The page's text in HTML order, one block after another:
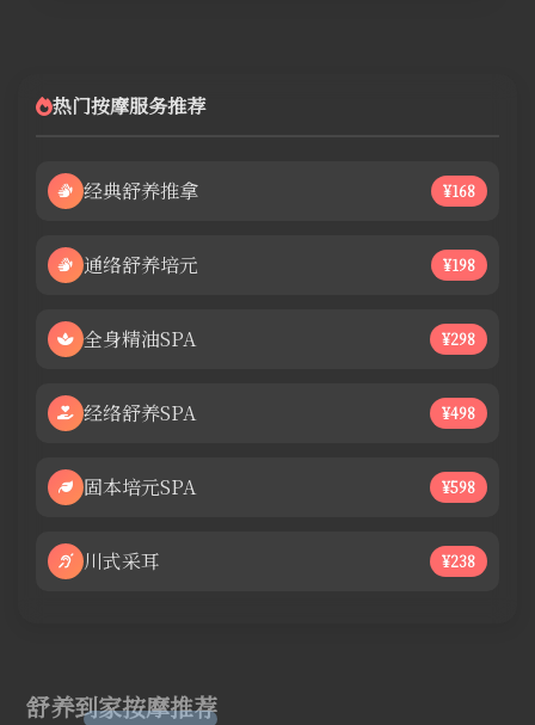
热门按摩服务推荐
经典舒养推拿 ¥168
通络舒养培元 ¥198
全身精油SPA ¥298
经络舒养SPA ¥498
固本培元SPA ¥598
川式采耳 ¥238
舒养到家按摩推荐